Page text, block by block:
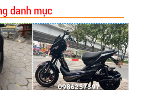
danh mục